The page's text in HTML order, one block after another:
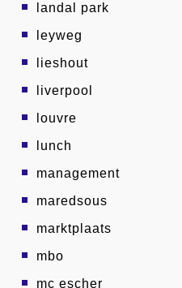
landal park
leyweg
lieshout
liverpool
louvre
lunch
management
maredsous
marktplaats
mbo
mc escher